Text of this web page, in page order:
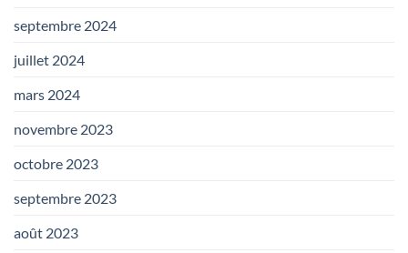
septembre 2024
juillet 2024
mars 2024
novembre 2023
octobre 2023
septembre 2023
août 2023